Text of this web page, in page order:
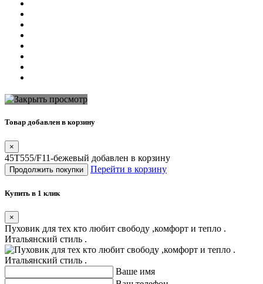
Товар добавлен в корзину
×
45T555/F11-бежевый добавлен в корзину
Продолжить покупки Перейти в корзину
Купить в 1 клик
×
Пуховик для тех кто любит свободу ,комфорт и тепло .
Итальянский стиль .
Ваше имя